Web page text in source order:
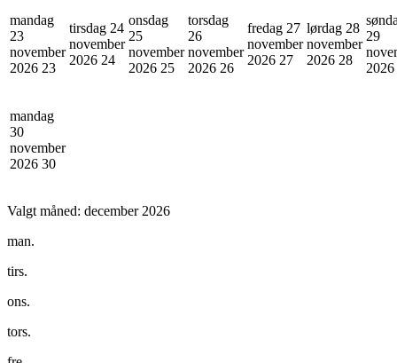
mandag
23
november
2026 23
tirsdag 24
november
2026 24
onsdag
25
november
2026 25
torsdag
26
november
2026 26
fredag 27
november
2026 27
lørdag 28
november
2026 28
29
2026
mandag
30
november
2026 30
Valgt måned: december 2026
man.
tirs.
ons.
tors.